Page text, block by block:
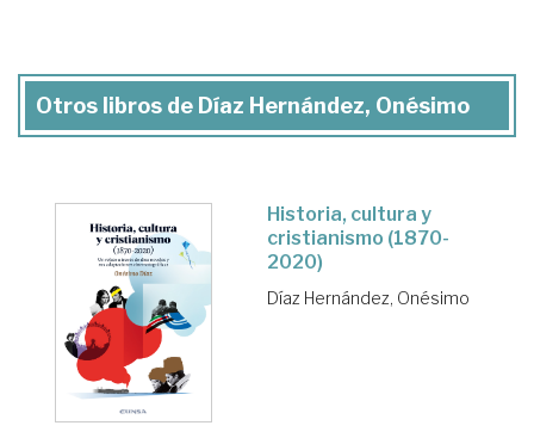
Otros libros de Díaz Hernández, Onésimo
Historia, cultura y
cristianismo (1870-
2020)
Díaz Hernández, Onésimo